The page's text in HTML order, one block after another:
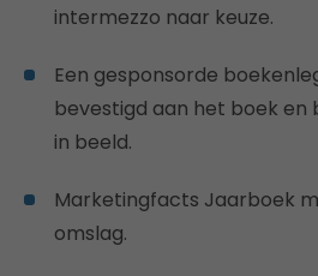
intermezzo naar keuze.
Een gesponsorde
bevestigd aan het boek en
in beeld.
Marketingfacts Jaarboek
omslag.